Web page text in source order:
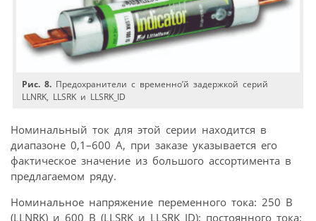
Рис. 8. Предохранители с временно’й задержкой серий
LLNRK, LLSRK и LLSRK_ID
Номинальный ток для этой серии находится в
диапазоне 0,1–600 А, при заказе указывается его
фактическое значение из большого ассортимента в
предлагаемом ряду.
Номинальное напряжение переменного тока: 250 В
(LLNRK) и 600 В (LLSRK и LLSRK_ID); постоянного тока: